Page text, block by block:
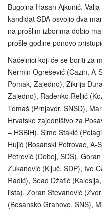
Bugojna Hasan Ajkunić.
kandidat SDA osvojio dva
na prošlim izborima dobio
prošle godine ponovo
Načelnici koji će se boriti za
Nermin Ogrešević (Cazin, A-
Pomak, Zajedno), Zikrija
Zajedno), Radenko Reljić
Tomaš (Prnjavor, SNSD),
Hrvatsko zajedništvo za
– HSBiH), Simo Stakić
Hujić (Bosanski Petrovac, A-
Petrović (Doboj, SDS),
Zukanović (Ključ, SDP), Ivo
Radić), Sead Džafić
lista), Zoran Stevanović
(Bosansko Grahovo, SNS),